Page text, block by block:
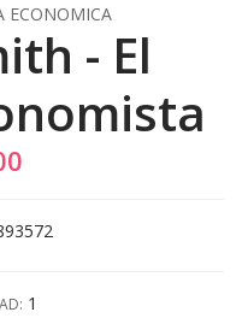
ECONOMICA
- El
1